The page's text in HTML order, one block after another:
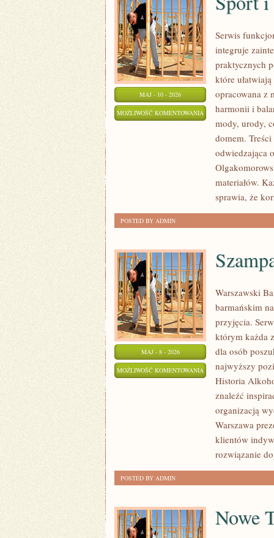
MAJ - 10 - 2026
MOŻLIWOŚĆ KOMENTOWANIA SPORT
AKTYWNOŚĆ
Serwis
integruje
praktycznych
które
opracowana z
harmonii i
mody, urody,
domem.
odwiedzająca
materiałów.
sprawia, że
POSTED BY ADMIN
MAJ - 8 - 2026
MOŻLIWOŚĆ KOMENTOWANIA SZAMPANY
WINA
MUSUJĄCE
Warszawski
barmańskim
przyjęcia.
którym każda
dla osób
najwyższy
Historia
znaleźć
organizacją
Warszawa
klientów
rozwiązanie
POSTED BY ADMIN
Nowe